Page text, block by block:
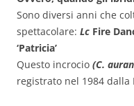
Sono diversi anni che
spettacolare: Lc Fire
‘Patricia’
Questo incrocio (C.
registrato nel 1984 dalla